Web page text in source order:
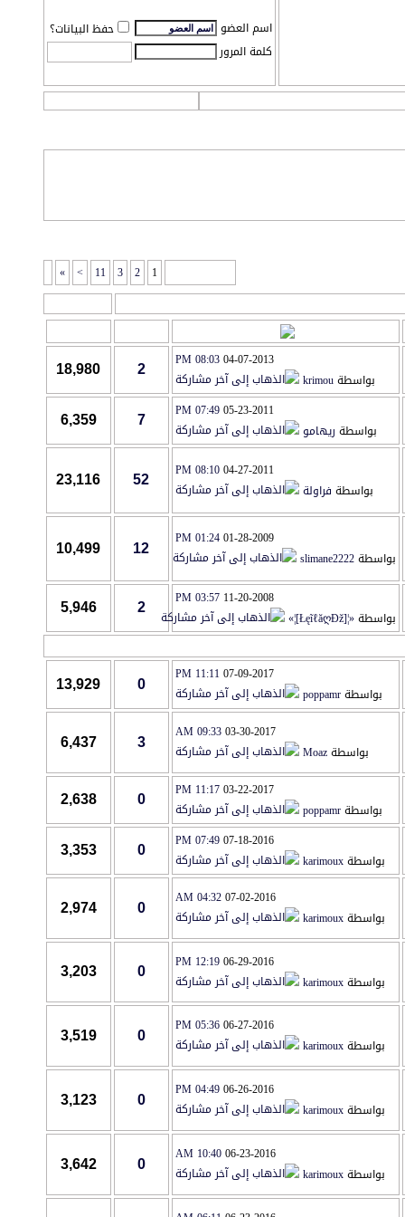
اسم العضو
حفظ البيانات؟
كلمة المرور
1
2
3
11
>
»
04-07-2013
08:03 PM
بواسطةkrimou
2
18,980
05-23-2011
07:49 PM
بواسطة ريهامو
7
6,359
04-27-2011
08:10 PM
بواسطة فراولة
52
23,116
01-28-2009
01:24 PM
بواسطةslimane2222
12
10,499
11-20-2008
03:57 PM
بواسطة«¦[ŁęĩℓăღÐž]¦»
2
5,946
07-09-2017
11:11 PM
بواسطةpoppamr
0
13,929
03-30-2017
09:33 AM
بواسطةMoaz
3
6,437
03-22-2017
11:17 PM
بواسطةpoppamr
0
2,638
07-18-2016
07:49 PM
بواسطةkarimoux
0
3,353
07-02-2016
04:32 AM
بواسطةkarimoux
0
2,974
06-29-2016
12:19 PM
بواسطةkarimoux
0
3,203
06-27-2016
05:36 PM
بواسطةkarimoux
0
3,519
06-26-2016
04:49 PM
بواسطةkarimoux
0
3,123
06-23-2016
10:40 AM
بواسطةkarimoux
0
3,642